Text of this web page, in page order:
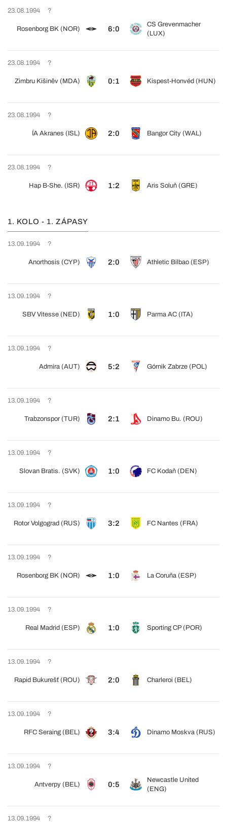
23.08.1994 ?
Rosenborg BK (NOR) 6:0
CS Grevenmacher
(LUX)
23.08.1994 ?
Zimbru Kišiněv (MDA) 0:1 Kispest-Honvéd (HUN)
23.08.1994 ?
ÍA Akranes (ISL) 2:0 Bangor City (WAL)
23.08.1994 ?
Hap B-She. (ISR) 1:2 Aris Soluň (GRE)
1. KOLO - 1. ZÁPASY
13.09.1994 ?
Anorthosis (CYP) 2:0 Athletic Bilbao (ESP)
13.09.1994 ?
SBV Vitesse (NED) 1:0 Parma AC (ITA)
13.09.1994 ?
Admira (AUT) 5:2 Górnik Zabrze (POL)
13.09.1994 ?
Trabzonspor (TUR) 2:1 Dinamo Bu. (ROU)
13.09.1994 ?
Slovan Bratis. (SVK) 1:0 FC Kodaň (DEN)
13.09.1994 ?
Rotor Volgograd (RUS) 3:2 FC Nantes (FRA)
13.09.1994 ?
Rosenborg BK (NOR) 1:0 La Coruña (ESP)
13.09.1994 ?
Real Madrid (ESP) 1:0 Sporting CP (POR)
13.09.1994 ?
Rapid Bukurešť (ROU) 2:0 Charleroi (BEL)
13.09.1994 ?
RFC Seraing (BEL) 3:4 Dinamo Moskva (RUS)
13.09.1994 ?
Antverpy (BEL) 0:5
Newcastle United
(ENG)
13.09.1994 ?